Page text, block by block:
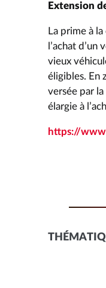
Extension
La prime à
l’achat
vieux
éligibles. En
versée par
élargie à
https://